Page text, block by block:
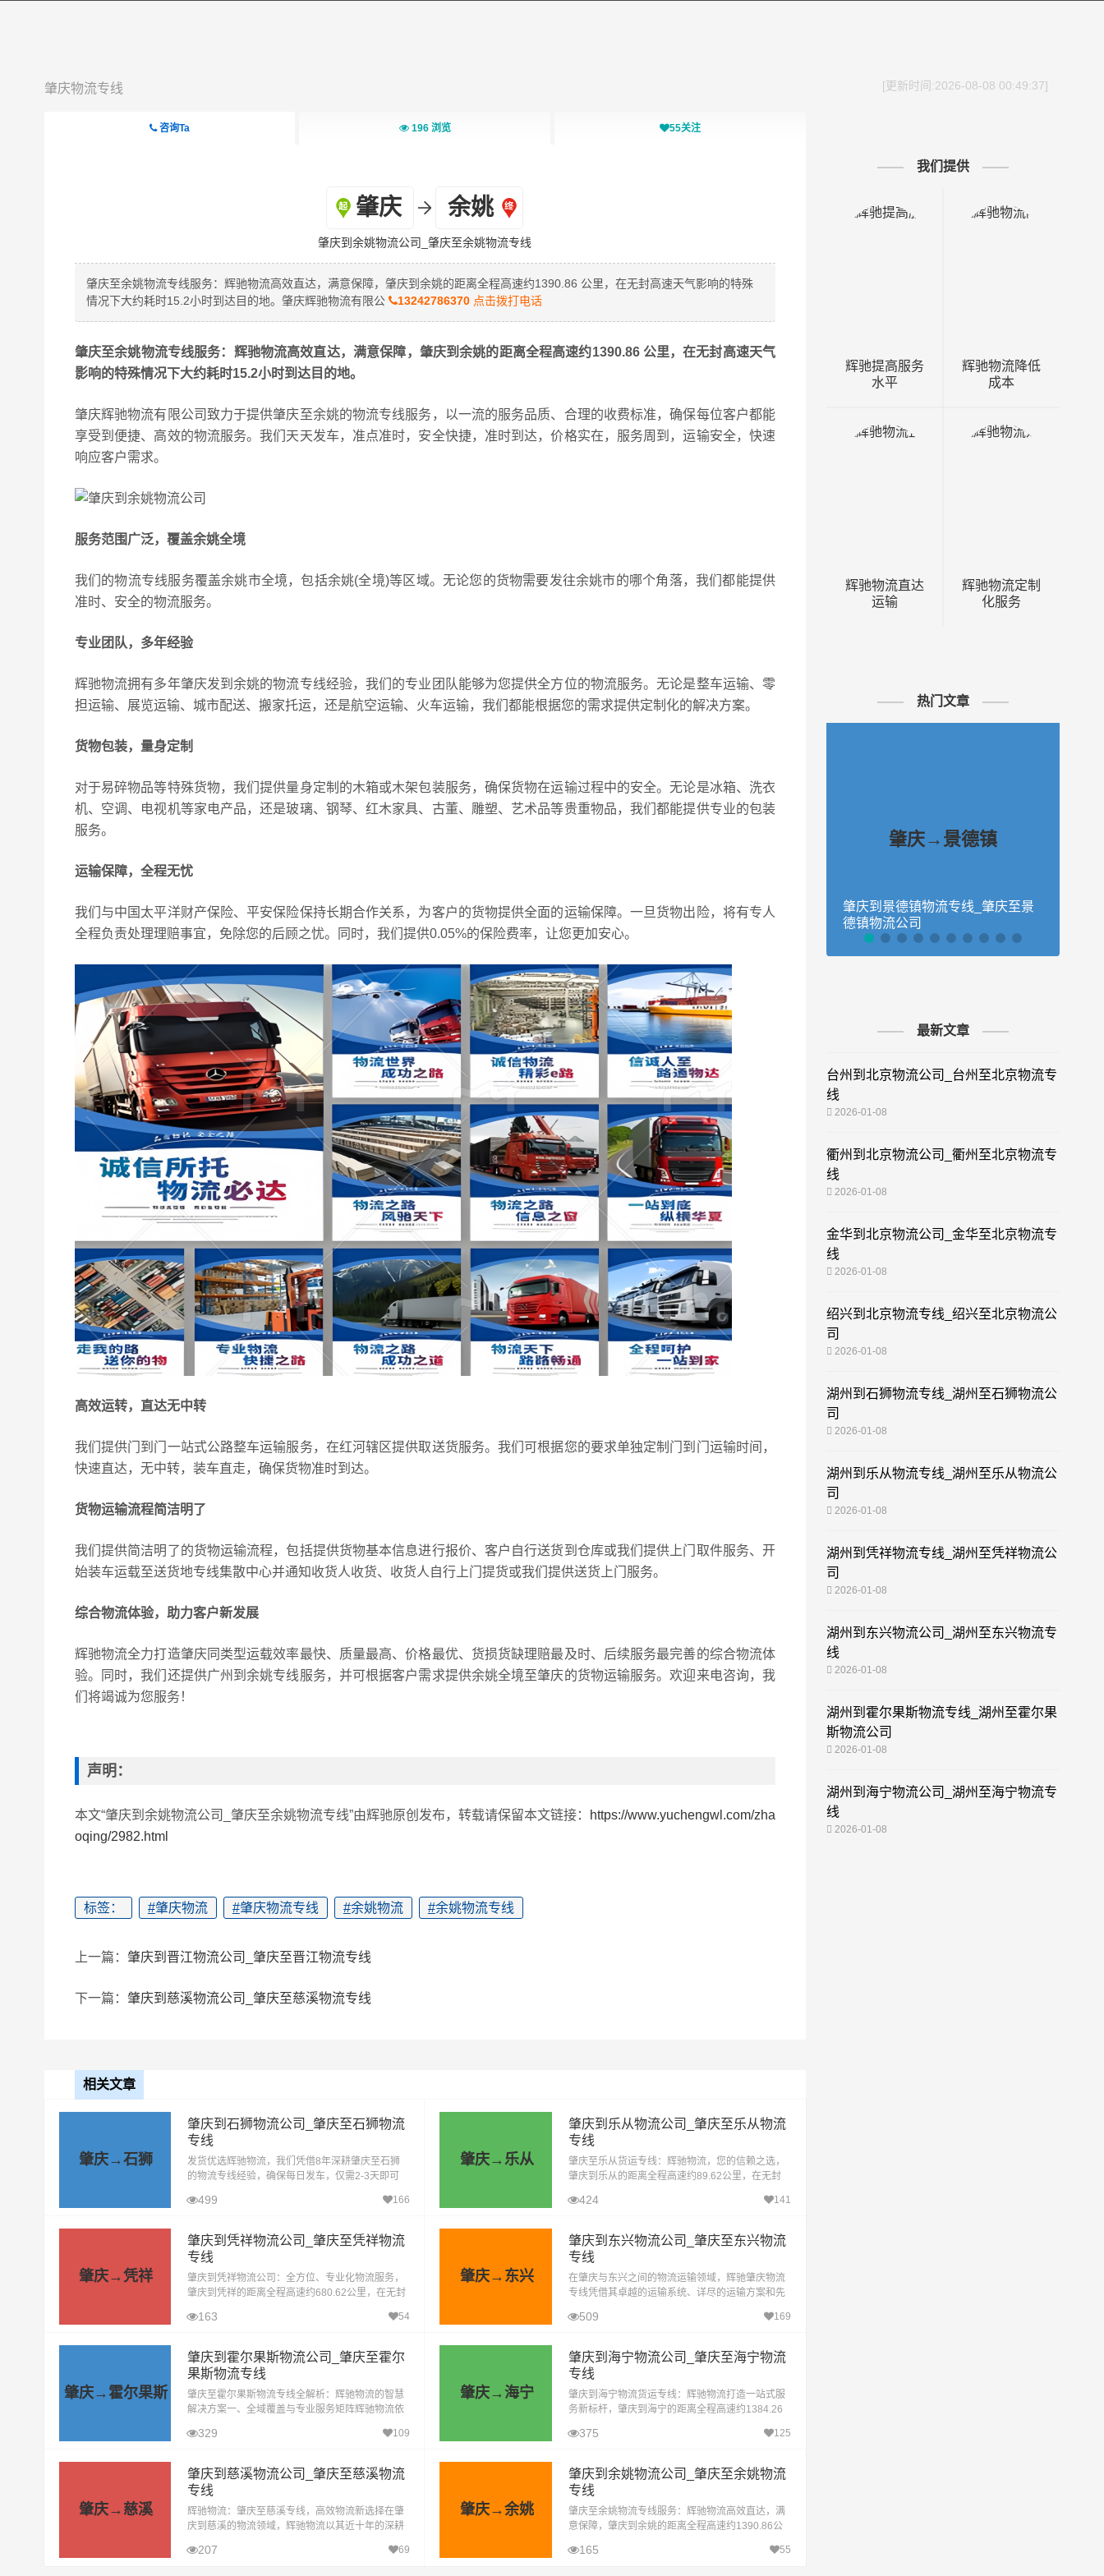
肇庆物流专线 [更新时间:2026-08-08 00:49:37]
咨询Ta 196 浏览 55关注
肇庆 余姚
肇庆到余姚物流公司_肇庆至余姚物流专线
肇庆至余姚物流专线服务：辉驰物流高效直达，满意保障，肇庆到余姚的距离全程高速约1390.86 公里，在无封高速天气影响的特殊
情况下大约耗时15.2小时到达目的地。肇庆辉驰物流有限公
13242786370点击拨打电话
肇庆至余姚物流专线服务：辉驰物流高效直达，满意保障，肇庆到余姚的距离全程高速约1390.86 公里，在无封高速天气
影响的特殊情况下大约耗时15.2小时到达目的地。
肇庆辉驰物流有限公司致力于提供肇庆至余姚的物流专线服务，以一流的服务品质、合理的收费标准，确保每位客户都能
享受到便捷、高效的物流服务。我们天天发车，准点准时，安全快捷，准时到达，价格实在，服务周到，运输安全，快速
响应客户需求。
服务范围广泛，覆盖余姚全境
我们的物流专线服务覆盖余姚市全境，包括余姚(全境)等区域。无论您的货物需要发往余姚市的哪个角落，我们都能提供
准时、安全的物流服务。
专业团队，多年经验
辉驰物流拥有多年肇庆发到余姚的物流专线经验，我们的专业团队能够为您提供全方位的物流服务。无论是整车运输、零
担运输、展览运输、城市配送、搬家托运，还是航空运输、火车运输，我们都能根据您的需求提供定制化的解决方案。
货物包装，量身定制
对于易碎物品等特殊货物，我们提供量身定制的木箱或木架包装服务，确保货物在运输过程中的安全。无论是冰箱、洗衣
机、空调、电视机等家电产品，还是玻璃、钢琴、红木家具、古董、雕塑、艺术品等贵重物品，我们都能提供专业的包装
服务。
运输保障，全程无忧
我们与中国太平洋财产保险、平安保险保持长期合作关系，为客户的货物提供全面的运输保障。一旦货物出险，将有专人
全程负责处理理赔事宜，免除您的后顾之忧。同时，我们提供0.05%的保险费率，让您更加安心。
高效运转，直达无中转
我们提供门到门一站式公路整车运输服务，在红河辖区提供取送货服务。我们可根据您的要求单独定制门到门运输时间，
快速直达，无中转，装车直走，确保货物准时到达。
货物运输流程简洁明了
我们提供简洁明了的货物运输流程，包括提供货物基本信息进行报价、客户自行送货到仓库或我们提供上门取件服务、开
始装车运载至送货地专线集散中心并通知收货人收货、收货人自行上门提货或我们提供送货上门服务。
综合物流体验，助力客户新发展
辉驰物流全力打造肇庆同类型运载效率最快、质量最高、价格最优、货损货缺理赔最及时、后续服务最完善的综合物流体
验。同时，我们还提供广州到余姚专线服务，并可根据客户需求提供余姚全境至肇庆的货物运输服务。欢迎来电咨询，我
们将竭诚为您服务！
声明：
本文“肇庆到余姚物流公司_肇庆至余姚物流专线”由辉驰原创发布，转载请保留本文链接：
https://www.yuchengwl.com/zha
oqing/2982.html
标签： #肇庆物流 #肇庆物流专线 #余姚物流 #余姚物流专线
上一篇： 肇庆到晋江物流公司_肇庆至晋江物流专线
下一篇： 肇庆到慈溪物流公司_肇庆至慈溪物流专线
相关文章
肇庆→石狮
肇庆到石狮物流公司_肇庆至石狮物流
专线
发货优选辉驰物流，我们凭借8年深耕肇庆至石狮
的物流专线经验，确保每日发车，仅需2-3天即可
安保险保持长期紧密合作，一旦货物遭遇风
499 166
肇庆→乐从
肇庆到乐从物流公司_肇庆至乐从物流
专线
肇庆至乐从货运专线：辉驰物流，您的信赖之选，
肇庆到乐从的距离全程高速约89.62公里，在无封
的地。在物流行业风起云涌的今天，选择
424 141
肇庆→凭祥
肇庆到凭祥物流公司_肇庆至凭祥物流
专线
肇庆到凭祥物流公司：全方位、专业化物流服务，
肇庆到凭祥的距离全程高速约680.62公里，在无封
的地。在广大新老客户的鼎力支持下
163 54
肇庆→东兴
肇庆到东兴物流公司_肇庆至东兴物流
专线
在肇庆与东兴之间的物流运输领域，辉驰肇庆物流
专线凭借其卓越的运输系统、详尽的运输方案和先
们深知物流运输对于企业发展的重要
509 169
肇庆→霍尔果斯
肇庆到霍尔果斯物流公司_肇庆至霍尔
果斯物流专线
肇庆至霍尔果斯物流专线全解析：辉驰物流的智慧
解决方案一、全域覆盖与专业服务矩阵辉驰物流依
要区、广宁县、怀集县、封开县
329 109
肇庆→海宁
肇庆到海宁物流公司_肇庆至海宁物流
专线
肇庆到海宁物流货运专线：辉驰物流打造一站式服
务新标杆，肇庆到海宁的距离全程高速约1384.26
15.3小时到达目的地。在当今快速发展
375 125
肇庆→慈溪
肇庆到慈溪物流公司_肇庆至慈溪物流
专线
辉驰物流：肇庆至慈溪专线，高效物流新选择在肇
庆到慈溪的物流领域，辉驰物流以其近十年的深耕
司的佼佼者，我们秉承“安全、快捷、诚信
207 69
肇庆→余姚
肇庆到余姚物流公司_肇庆至余姚物流
专线
肇庆至余姚物流专线服务：辉驰物流高效直达，满
意保障，肇庆到余姚的距离全程高速约1390.86公
2小时到达目的地。肇庆辉驰物流有限公
165 55
我们提供
辉驰提高服务
水平
辉驰物流降低
成本
辉驰物流直达
运输
辉驰物流定制
化服务
热门文章
肇庆→景德镇
肇庆到景德镇物流专线_肇庆至景
德镇物流公司
最新文章
台州到北京物流公司_台州至北京物流专
线
2026-01-08
衢州到北京物流公司_衢州至北京物流专
线
2026-01-08
金华到北京物流公司_金华至北京物流专
线
2026-01-08
绍兴到北京物流专线_绍兴至北京物流公
司
2026-01-08
湖州到石狮物流专线_湖州至石狮物流公
司
2026-01-08
湖州到乐从物流专线_湖州至乐从物流公
司
2026-01-08
湖州到凭祥物流专线_湖州至凭祥物流公
司
2026-01-08
湖州到东兴物流公司_湖州至东兴物流专
线
2026-01-08
湖州到霍尔果斯物流专线_湖州至霍尔果
斯物流公司
2026-01-08
湖州到海宁物流公司_湖州至海宁物流专
线
2026-01-08